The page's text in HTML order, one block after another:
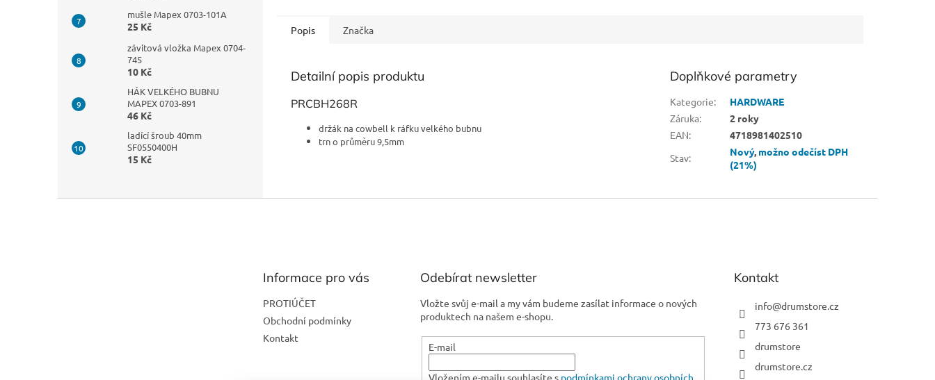
mušle Mapex 0703-101A
25 Kč
závitová vložka Mapex 0704-
745
10 Kč
HÁK VELKÉHO BUBNU
MAPEX 0703-891
46 Kč
ladící šroub 40mm
SF0550400H
15 Kč
Popis Značka
Detailní popis produktu
PRCBH268R
držák na cowbell k ráfku velkého bubnu
trn o průměru 9,5mm
Doplňkové parametry
Kategorie:
HARDWARE
Záruka:
2 roky
EAN:
4718981402510
Stav: Nový, možno odečíst DPH
(21%)
Informace pro vás
PROTIÚČET
Obchodní podmínky
Kontakt
Odebírat newsletter
Vložte svůj e-mail a my vám budeme zasílat informace o nových
produktech na našem e-shopu.
E-mail
Vložením e-mailu souhlasíte s podmínkami ochrany osobních
Kontakt
info@drumstore.cz
773 676 361
drumstore
drumstore.cz